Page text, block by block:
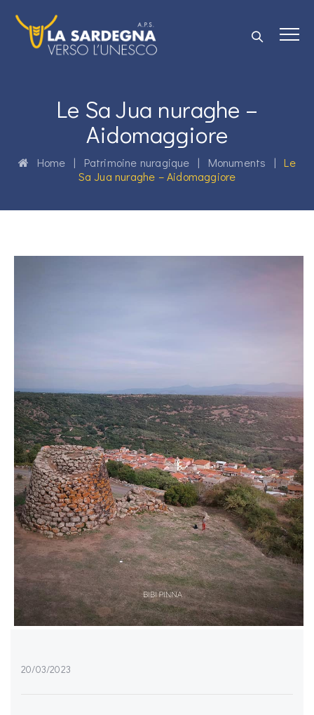
Le Sa Jua nuraghe –
Aidomaggiore
Home | Patrimoine nuragique | Monuments |Le
Sa Jua nuraghe – Aidomaggiore
20/03/2023